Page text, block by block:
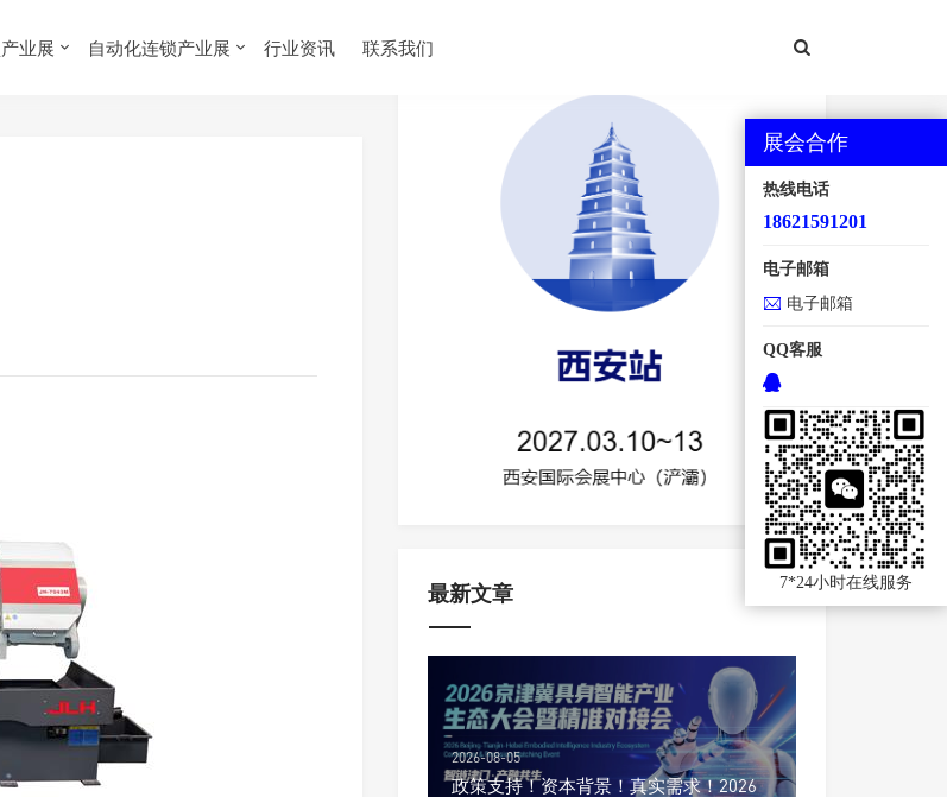
业展 自动化连锁产业展 行业资讯 联系我们
地点：西安国际会展中心【浐灞
最新文章
2026-08-05
政策支持！资本背景！真实需求！2026
展会合作
热线电话
18621591201
电子邮箱
电子邮箱
QQ客服
7*24小时在线服务